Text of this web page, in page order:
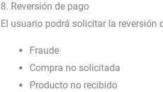
8. Reversión de pago
El usuario podrá solicitar la reversión
Fraude
Compra no solicitada
Producto no recibido